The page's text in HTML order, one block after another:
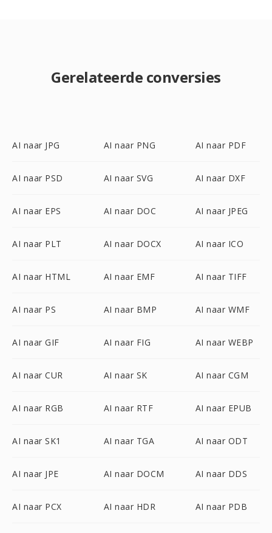
Gerelateerde conversies
AI naar JPG AI naar PNG AI naar PDF
AI naar PSD AI naar SVG AI naar DXF
AI naar EPS AI naar DOC AI naar JPEG
AI naar PLT AI naar DOCX AI naar ICO
AI naar HTML AI naar EMF AI naar TIFF
AI naar PS AI naar BMP AI naar WMF
AI naar GIF AI naar FIG AI naar WEBP
AI naar CUR AI naar SK AI naar CGM
AI naar RGB AI naar RTF AI naar EPUB
AI naar SK1 AI naar TGA AI naar ODT
AI naar JPE AI naar DOCM AI naar DDS
AI naar PCX AI naar HDR AI naar PDB